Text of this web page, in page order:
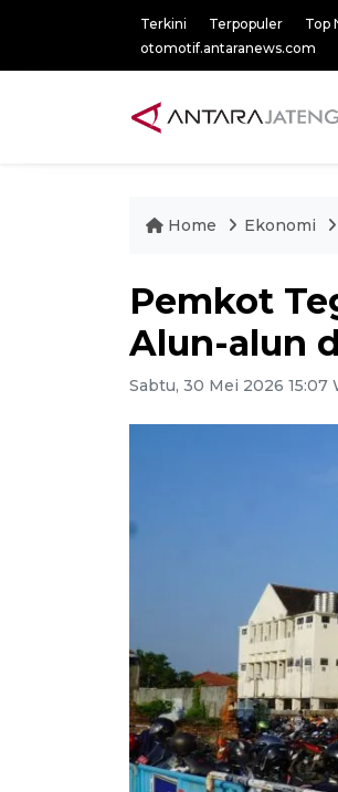
Terkini Terpopuler Top
otomotif.antaranews.com
Home Ekonomi
Pemkot
Alun-alun
Sabtu, 30 Mei 2026 15:07